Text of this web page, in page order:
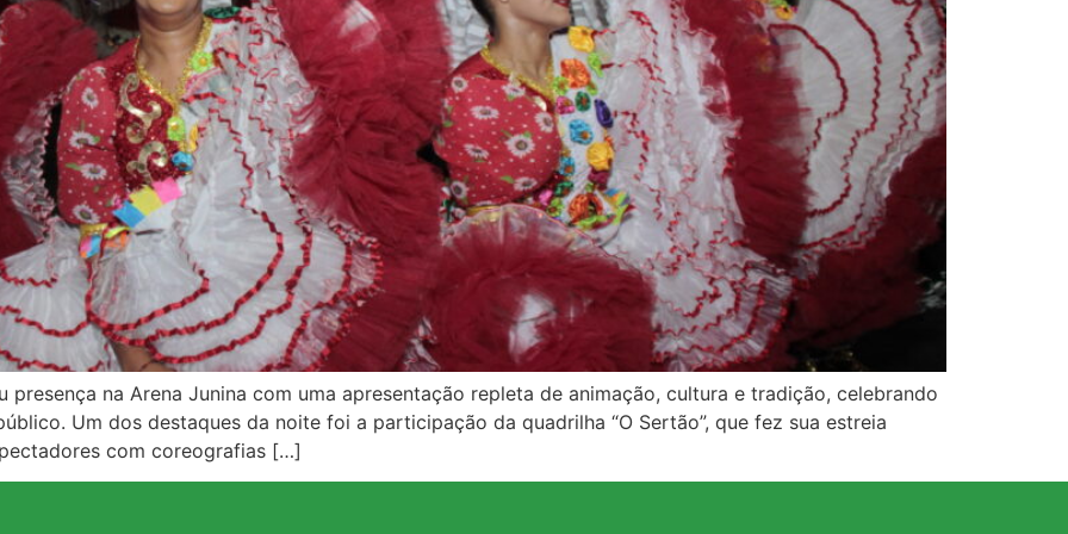
presença na Arena Junina com uma apresentação repleta de animação, cultura e tradição, celebrando
Um dos destaques da noite foi a participação da quadrilha “O Sertão”, que fez sua estreia
com coreografias […]